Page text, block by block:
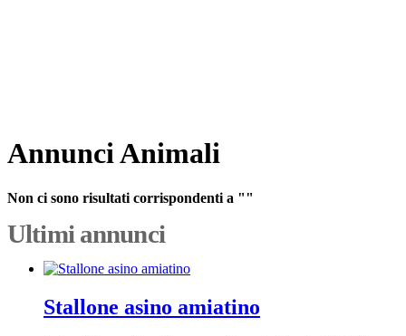
Annunci Animali
Non ci sono risultati corrispondenti a ""
Ultimi annunci
Stallone asino amiatino